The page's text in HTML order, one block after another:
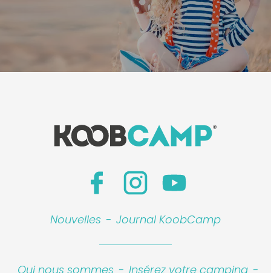
Nouvelles - Journal KoobCamp
Qui nous sommes - Insérez votre camping -